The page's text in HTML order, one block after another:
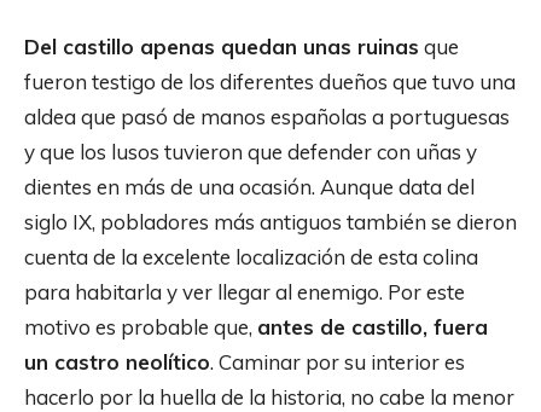
Del castillo apenas quedan unas ruinas que
fueron testigo de los diferentes dueños que tuvo una
aldea que pasó de manos españolas a portuguesas
y que los lusos tuvieron que defender con uñas y
dientes en más de una ocasión. Aunque data del
siglo IX, pobladores más antiguos también se dieron
cuenta de la excelente localización de esta colina
para habitarla y ver llegar al enemigo. Por este
motivo es probable que, antes de castillo, fuera
un castro neolítico. Caminar por su interior es
hacerlo por la huella de la historia, no cabe la menor